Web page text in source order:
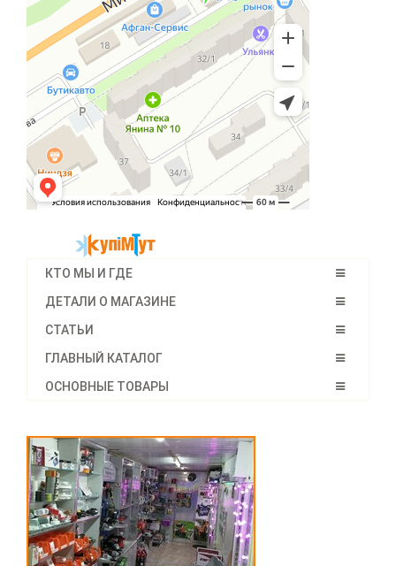
КТО МЫ И ГДЕ
ДЕТАЛИ О МАГАЗИНЕ
СТАТЬИ
ГЛАВНЫЙ КАТАЛОГ
ОСНОВНЫЕ ТОВАРЫ